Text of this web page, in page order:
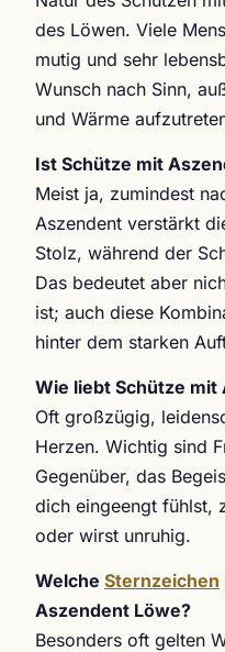
des Löwen. Viele
mutig und sehr
Wunsch nach Sinn,
und Wärme
Ist Schütze mit
Meist ja, zumindest
Aszendent verstärkt
Stolz, während der
Das bedeutet aber
ist; auch diese
hinter dem starken
Wie liebt Schütze mit
Oft großzügig,
Herzen. Wichtig sind
Gegenüber, das
dich eingeengt fühlst,
oder wirst unruhig.
Welche Sternzeichen
Aszendent Löwe?
Besonders oft gelten